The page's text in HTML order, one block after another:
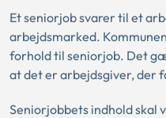
Et seniorjob svarer til et
arbejdsmarked.
forhold til seniorjob. Det
at det er arbejdsgiver, der
Seniorjobbets indhold skal